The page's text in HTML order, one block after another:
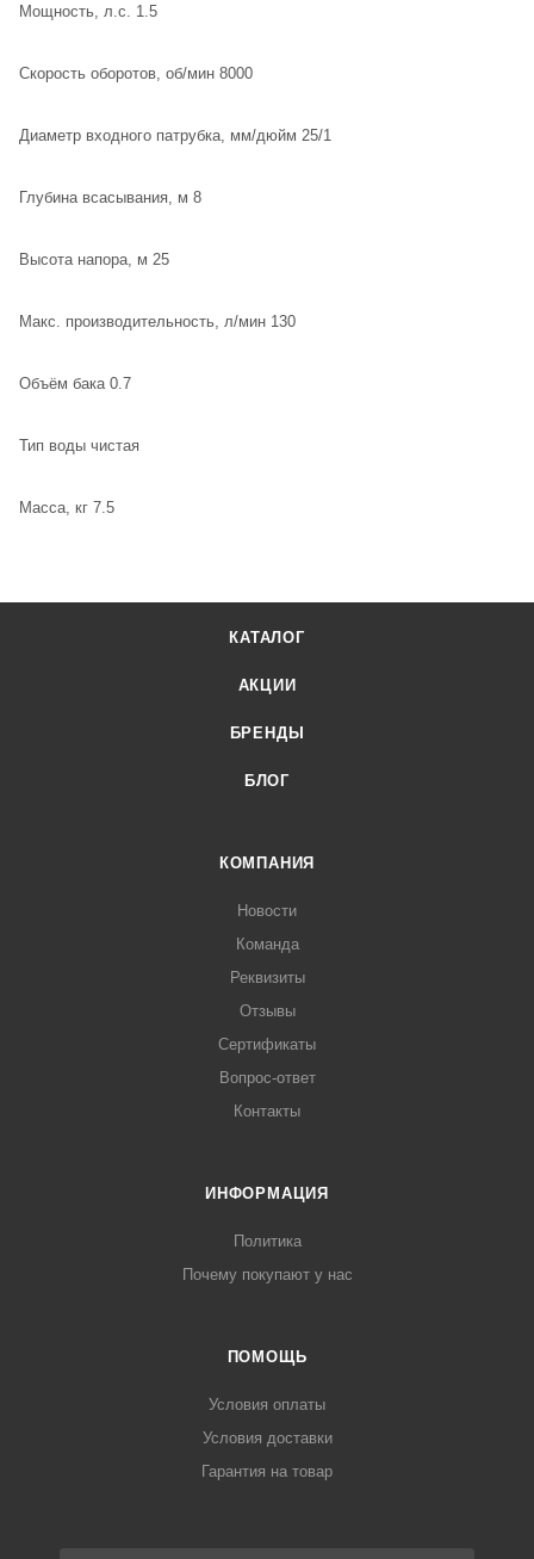
Мощность, л.с. 1.5
Скорость оборотов, об/мин 8000
Диаметр входного патрубка, мм/дюйм 25/1
Глубина всасывания, м 8
Высота напора, м 25
Макс. производительность, л/мин 130
Объём бака 0.7
Тип воды чистая
Масса, кг 7.5
КАТАЛОГ
АКЦИИ
БРЕНДЫ
БЛОГ
КОМПАНИЯ
Новости
Команда
Реквизиты
Отзывы
Сертификаты
Вопрос-ответ
Контакты
ИНФОРМАЦИЯ
Политика
Почему покупают у нас
ПОМОЩЬ
Условия оплаты
Условия доставки
Гарантия на товар